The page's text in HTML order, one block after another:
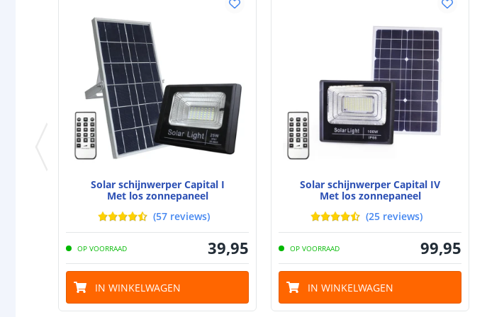
Solar schijnwerper Capital I
Met los zonnepaneel
(57 reviews)
OP VOORRAAD 39,95
IN WINKELWAGEN
Solar schijnwerper Capital IV
Met los zonnepaneel
(25 reviews)
OP VOORRAAD 99,95
IN WINKELWAGEN